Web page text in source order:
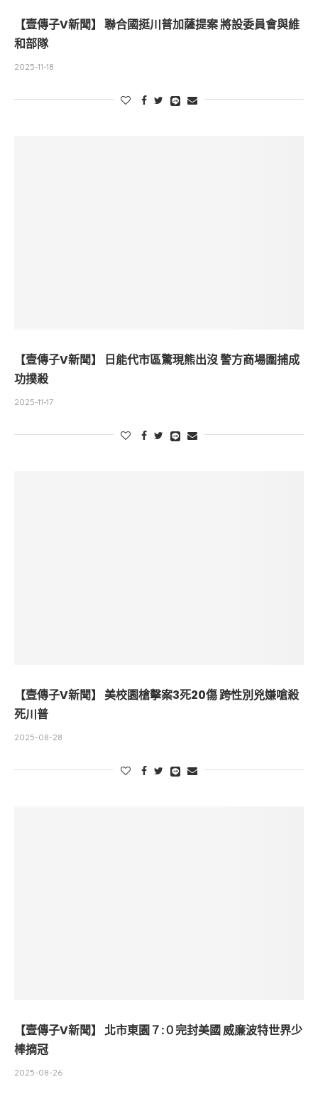
【壹傳子V新聞】 聯合國挺川普加薩提案 將設委員會與維
和部隊
2025-11-18
【壹傳子V新聞】 日能代市區驚現熊出沒 警方商場圍捕成
功撲殺
2025-11-17
【壹傳子V新聞】 美校園槍擊案3死20傷 跨性別兇嫌嗆殺
死川普
2025-08-28
【壹傳子V新聞】 北市東園７:０完封美國 威廉波特世界少
棒摘冠
2025-08-26